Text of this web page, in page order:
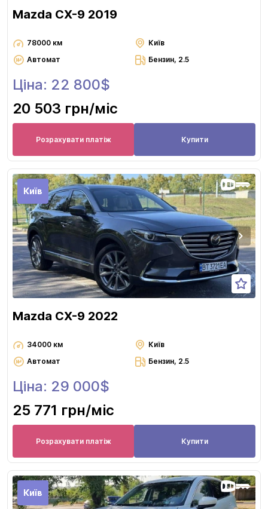
Mazda CX-9 2019
78000 км
Київ
Автомат
Бензин, 2.5
Ціна: 22 800$
20 503 грн/міс
Розрахувати платіж Купити
Київ
Mazda CX-9 2022
34000 км
Київ
Автомат
Бензин, 2.5
Ціна: 29 000$
25 771 грн/міс
Розрахувати платіж Купити
Київ